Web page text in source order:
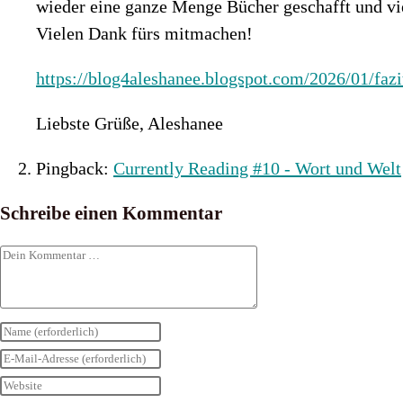
wieder eine ganze Menge Bücher geschafft und
Vielen Dank fürs mitmachen!
https://blog4aleshanee.blogspot.com/2026/01/
Liebste Grüße, Aleshanee
Pingback: Currently Reading #10 - Wort und Welt
Schreibe einen Kommentar
Kommentar
Gib
deinen
Namen
Gib
deine
Gib